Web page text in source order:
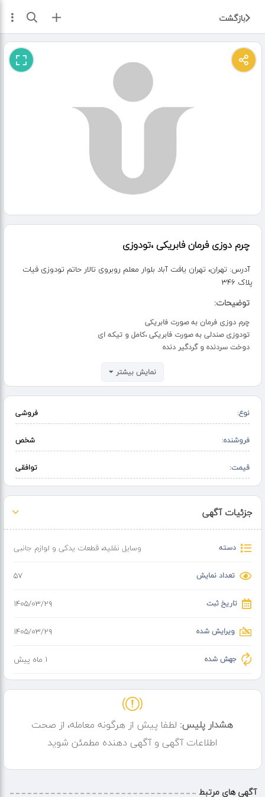
بازگشت ثبت آگهی
چرم دوزی فرمان فابریکی ،تودوزی
آدرس: تهران، تهران یافت آباد بلوار معلم روبروی تالار حاتم تودوزی فیات
پلاک 346
توضیحات:
چرم دوزی فرمان به صورت فابریکی
تودوزی صندلی به صورت فابریکی ،کامل و تیکه ای
دوخت سردنده و گردگیر دنده
نمایش بیشتر
نوع: فروشی
فروشنده: شخص
قیمت: توافقی
جزئیات آگهی
دسته وسایل نقلیه،قطعات یدکی و لوازم جانبی
تعداد نمایش 57
تاریخ ثبت ۱۴۰۵/۰۳/۲۹
ویرایش شده ۱۴۰۵/۰۳/۲۹
جهش شده 1 ماه پیش
هشدار پلیس: لطفا پیش از هرگونه معامله، از صحت
اطلاعات آگهی و آگهی دهنده مطمئن شوید
آگهی های مرتبط